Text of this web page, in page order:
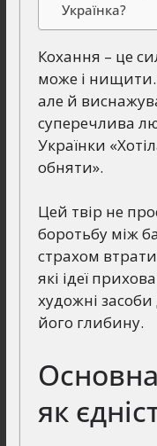
Українка?
Кохання – це
може і
але й
суперечлива
Українки
обняти».
Цей твір не
боротьбу між
страхом
які ідеї
художні
його глибину.
як